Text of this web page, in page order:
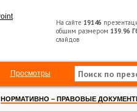
На сайте 19146
общим размером 139.96
слайдов
Просмотры
НОРМАТИВНО – ПРАВОВЫЕ